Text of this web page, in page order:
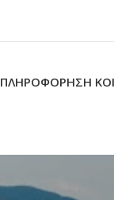
ΠΛΗΡΟΦΟΡΗΣΗ